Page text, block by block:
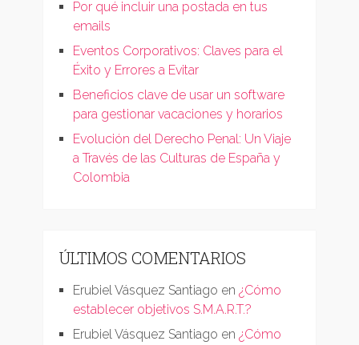
Por qué incluir una postada en tus
emails
Eventos Corporativos: Claves para el
Éxito y Errores a Evitar
Beneficios clave de usar un software
para gestionar vacaciones y horarios
Evolución del Derecho Penal: Un Viaje
a Través de las Culturas de España y
Colombia
ÚLTIMOS COMENTARIOS
Erubiel Vásquez Santiago en ¿Cómo
establecer objetivos S.M.A.R.T.?
Erubiel Vásquez Santiago en ¿Cómo